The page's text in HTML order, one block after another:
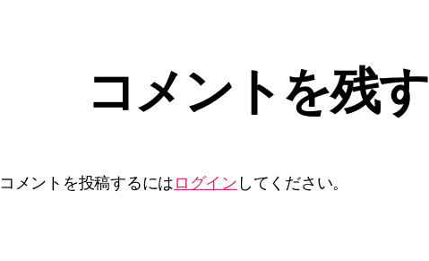
コメントを残す
コメントを投稿するには ログイン してください。